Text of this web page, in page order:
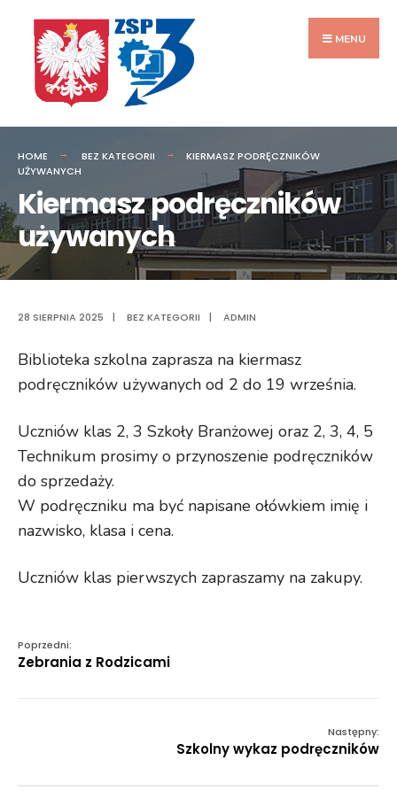
Przejdź
zawartości
MENU
HOME BEZ KATEGORII
KIERMASZ PODRĘCZNIKÓW
UŻYWANYCH
Kiermasz podręczników
używanych
28 SIERPNIA 2025 | BEZ KATEGORII | ADMIN
Biblioteka szkolna zaprasza na kiermasz
podręczników używanych od 2 do 19 września.
Uczniów klas 2, 3 Szkoły Branżowej oraz 2, 3, 4, 5
Technikum prosimy o przynoszenie podręczników
do sprzedaży.
W podręczniku ma być napisane ołówkiem imię i
nazwisko, klasa i cena.
Uczniów klas pierwszych zapraszamy na zakupy.
Poprzedni:
Zebrania z Rodzicami
Następny:
Szkolny wykaz podręczników